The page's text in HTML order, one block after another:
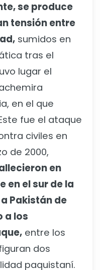
se produce
tensión entre
sumidos en
tras el
lugar el
en el que
fue el ataque
civiles en
de 2000,
en
en el sur de la
Pakistán de
a los
entre los
dos
paquistaní.